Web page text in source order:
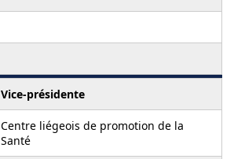
Vice-présidente
Centre liégeois de promotion de la
Santé